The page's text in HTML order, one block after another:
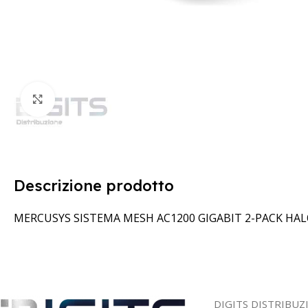
Clicca per ingrandire
Descrizione prodotto
MERCUSYS SISTEMA MESH AC1200 GIGABIT 2-PACK
DIGITS